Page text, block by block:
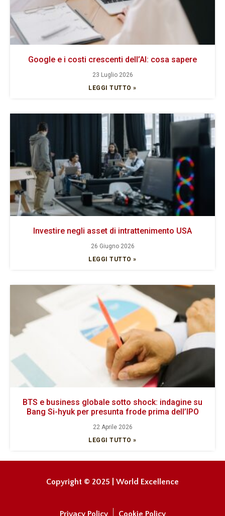
Google e i costi crescenti dell’AI: cosa sapere
23 Luglio 2026
LEGGI TUTTO »
Investire negli asset di intrattenimento USA
26 Giugno 2026
LEGGI TUTTO »
BTS e business globale sotto shock: indagine su
Bang Si-hyuk per presunta frode prima dell’IPO
22 Aprile 2026
LEGGI TUTTO »
Copyright © 2025 | World Excellence
Privacy Policy Cookie Policy